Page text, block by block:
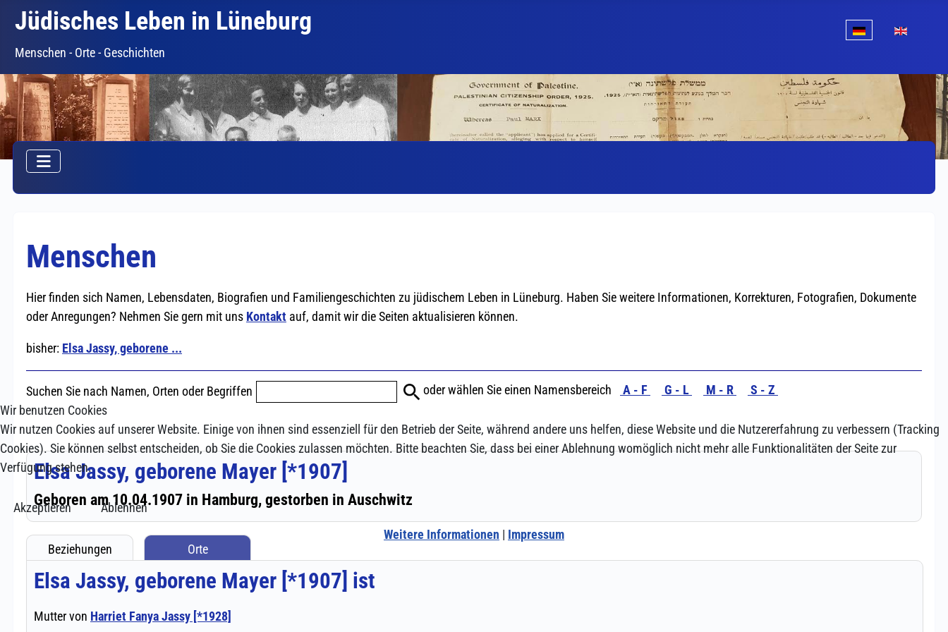
Jüdisches Leben in Lüneburg
Menschen - Orte - Geschichten
Wir benutzen Cookies
Wir nutzen Cookies auf unserer Website. Einige von ihnen sind essenziell für den Betrieb der Seite, während andere uns helfen, diese Website und die Nutzererfahrung zu verbessern (Tracking
Cookies). Sie können selbst entscheiden, ob Sie die Cookies zulassen möchten. Bitte beachten Sie, dass bei einer Ablehnung womöglich nicht mehr alle Funktionalitäten der Seite zur
Verfügung stehen.
Akzeptieren
Ablehnen
Weitere Informationen | Impressum